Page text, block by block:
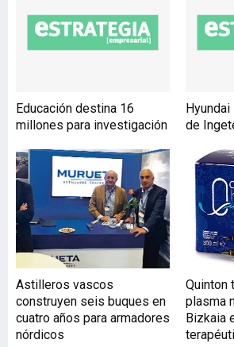
Educación destina 16
millones para investigación
de
Astilleros vascos
construyen seis buques en
cuatro años para armadores
nórdicos
Quinton
plasma
Bizkaia